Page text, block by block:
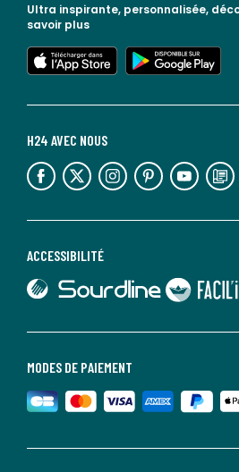
MODES DE PAIEMENT
ACCESSIBILITÉ
lien vers Sourdline
lien vers Faciliti
H24 AVEC NOUS
lien vers l'espace réseaux sociaux lien vers l'espace réseaux sociaux lien vers l'espace réseaux sociaux lien vers l'espace réseaux sociaux lien vers l'espace réseaux sociaux lien vers le blog la redoute
Ultra inspirante, personnalisée,
savoir plus
lien vers l'app store
lien vers google play